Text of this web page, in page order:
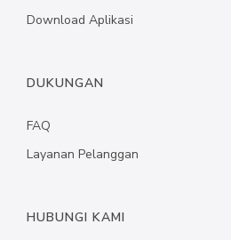
Download Aplikasi
DUKUNGAN
FAQ
Layanan Pelanggan
HUBUNGI KAMI